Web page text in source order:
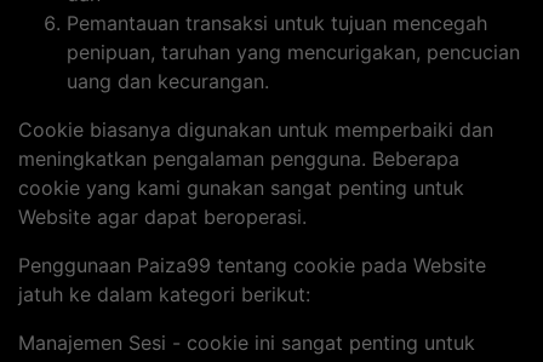
Pemantauan transaksi untuk tujuan mencegah
penipuan, taruhan yang mencurigakan, pencucian
uang dan kecurangan.
Cookie biasanya digunakan untuk memperbaiki dan
meningkatkan pengalaman pengguna. Beberapa
cookie yang kami gunakan sangat penting untuk
Website agar dapat beroperasi.
Penggunaan Paiza99 tentang cookie pada Website
jatuh ke dalam kategori berikut:
Manajemen Sesi - cookie ini sangat penting untuk